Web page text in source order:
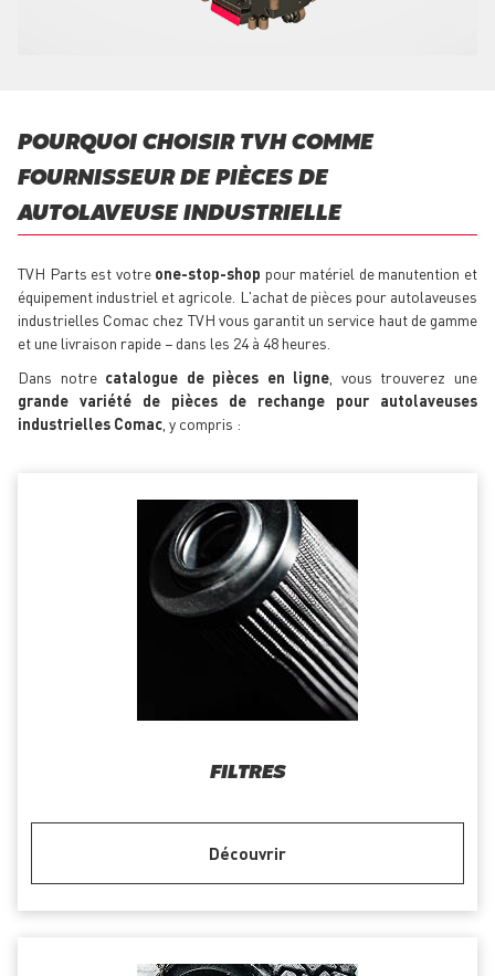
POURQUOI CHOISIR TVH COMME
FOURNISSEUR DE PIÈCES DE
AUTOLAVEUSE INDUSTRIELLE
TVH Parts est votre one-stop-shop pour matériel de manutention et
équipement industriel et agricole. L'achat de pièces pour autolaveuses
industrielles Comac chez TVH vous garantit un service haut de gamme
et une livraison rapide − dans les 24 à 48 heures.
Dans notre catalogue de pièces en ligne , vous trouverez une
grande variété de pièces de rechange pour autolaveuses
industrielles Comac , y compris :
FILTRES
Découvrir